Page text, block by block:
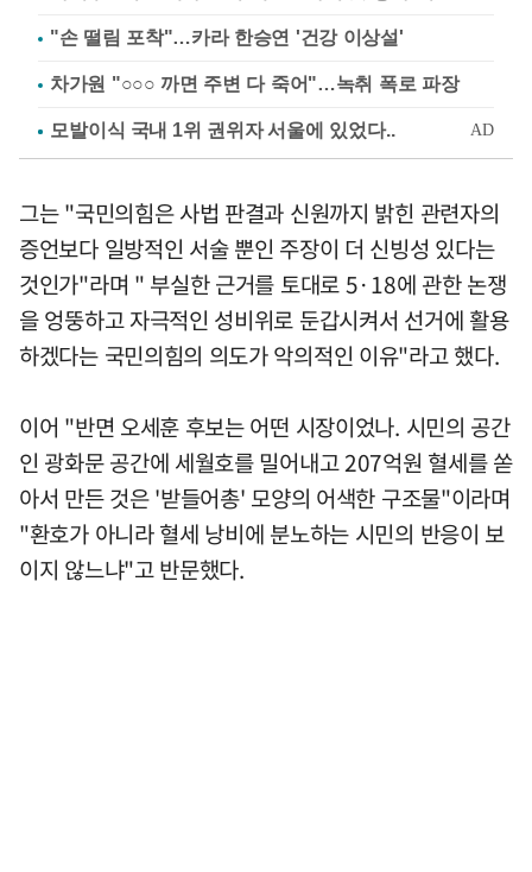
"손 떨림 포착"…카라 한승연 '건강 이상설'
차가원 "○○○ 까면 주변 다 죽어"…녹취 폭로 파장
그는 "국민의힘은 사법 판결과 신원까지 밝힌 관련자의
증언보다 일방적인 서술 뿐인 주장이 더 신빙성 있다는
것인가"라며 " 부실한 근거를 토대로 5·18에 관한 논쟁
을 엉뚱하고 자극적인 성비위로 둔갑시켜서 선거에 활용
하겠다는 국민의힘의 의도가 악의적인 이유"라고 했다.
이어 "반면 오세훈 후보는 어떤 시장이었나. 시민의 공간
인 광화문 공간에 세월호를 밀어내고 207억원 혈세를 쏟
아서 만든 것은 '받들어총' 모양의 어색한 구조물"이라며
"환호가 아니라 혈세 낭비에 분노하는 시민의 반응이 보
이지 않느냐"고 반문했다.